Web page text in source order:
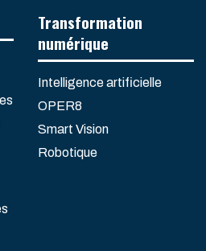
Transformation
numérique
Intelligence artificielle
OPER8
Smart Vision
Robotique